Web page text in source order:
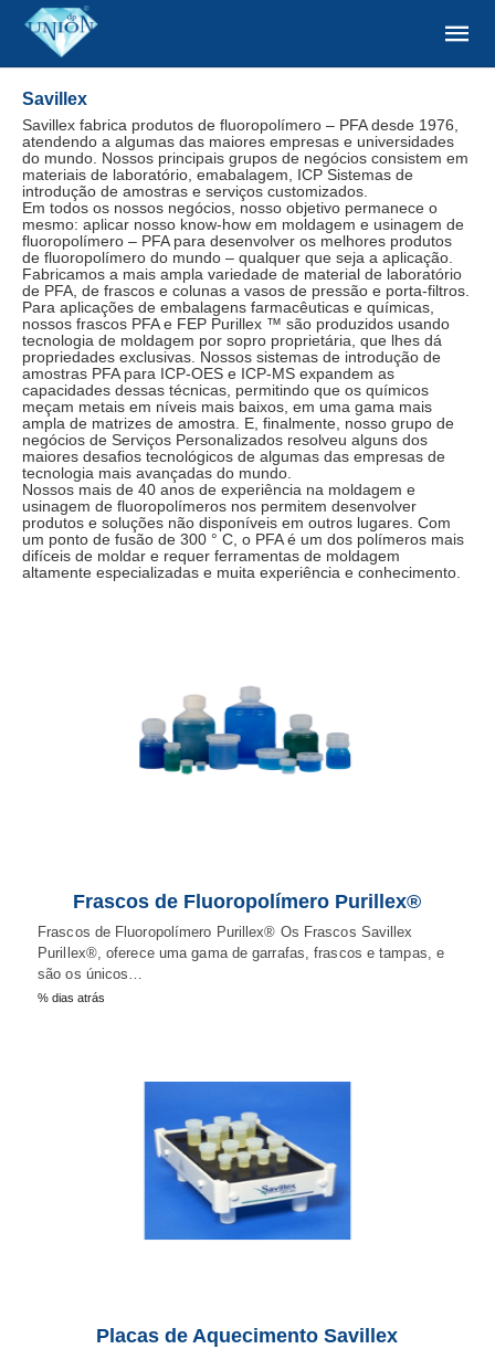
Savillex
Savillex fabrica produtos de fluoropolímero – PFA desde 1976,
atendendo a algumas das maiores empresas e universidades
do mundo. Nossos principais grupos de negócios consistem em
materiais de laboratório, emabalagem, ICP Sistemas de
introdução de amostras e serviços customizados.
Em todos os nossos negócios, nosso objetivo permanece o
mesmo: aplicar nosso know-how em moldagem e usinagem de
fluoropolímero – PFA para desenvolver os melhores produtos
de fluoropolímero do mundo – qualquer que seja a aplicação.
Fabricamos a mais ampla variedade de material de laboratório
de PFA, de frascos e colunas a vasos de pressão e porta-filtros.
Para aplicações de embalagens farmacêuticas e químicas,
nossos frascos PFA e FEP Purillex ™ são produzidos usando
tecnologia de moldagem por sopro proprietária, que lhes dá
propriedades exclusivas. Nossos sistemas de introdução de
amostras PFA para ICP-OES e ICP-MS expandem as
capacidades dessas técnicas, permitindo que os químicos
meçam metais em níveis mais baixos, em uma gama mais
ampla de matrizes de amostra. E, finalmente, nosso grupo de
negócios de Serviços Personalizados resolveu alguns dos
maiores desafios tecnológicos de algumas das empresas de
tecnologia mais avançadas do mundo.
Nossos mais de 40 anos de experiência na moldagem e
usinagem de fluoropolímeros nos permitem desenvolver
produtos e soluções não disponíveis em outros lugares. Com
um ponto de fusão de 300 ° C, o PFA é um dos polímeros mais
difíceis de moldar e requer ferramentas de moldagem
altamente especializadas e muita experiência e conhecimento.
Frascos de Fluoropolímero Purillex®
Frascos de Fluoropolímero Purillex® Os Frascos Savillex
Purillex®, oferece uma gama de garrafas, frascos e tampas, e
são os únicos…
% dias atrás
Placas de Aquecimento Savillex